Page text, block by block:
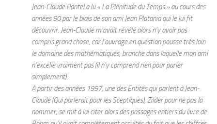
Jean-Claude Pantel a lu « La Plénitude du Temps » au cours des
années 90 par le biais de son ami Jean Platania qui le lui fit
découvrir. Jean-Claude m’avait révélé alors n’y avoir pas
compris grand chose, car l’ouvrage en question pousse très loin
le domaine des mathématiques, branche dans laquelle mon ami
n’excelle vraiment pas (il n’y comprend rien pour parler
simplement).
A partir des années 1997, une des Entités qui parlent à Jean-
Claude (Qui parlerait pour les Sceptiques), Zilder pour ne pas la
nommer, se mit à lui citer alors des passages entiers du livre de